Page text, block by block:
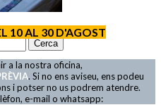
10 AL 30 D'AGOST
a la nostra oficina,
. Si no ens aviseu, ens podeu
i potser no us podrem atendre.
e-mail o whatsapp: